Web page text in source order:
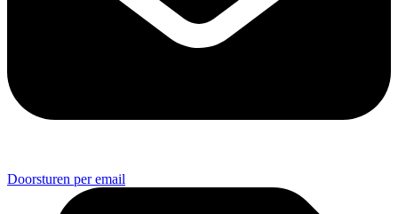
Doorsturen per email